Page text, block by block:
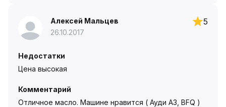
Алексей Мальцев
26.10.2017
5
Недостатки
Цена высокая
Комментарий
Отличное масло. Машине нравится ( Ауди А3, BFQ )